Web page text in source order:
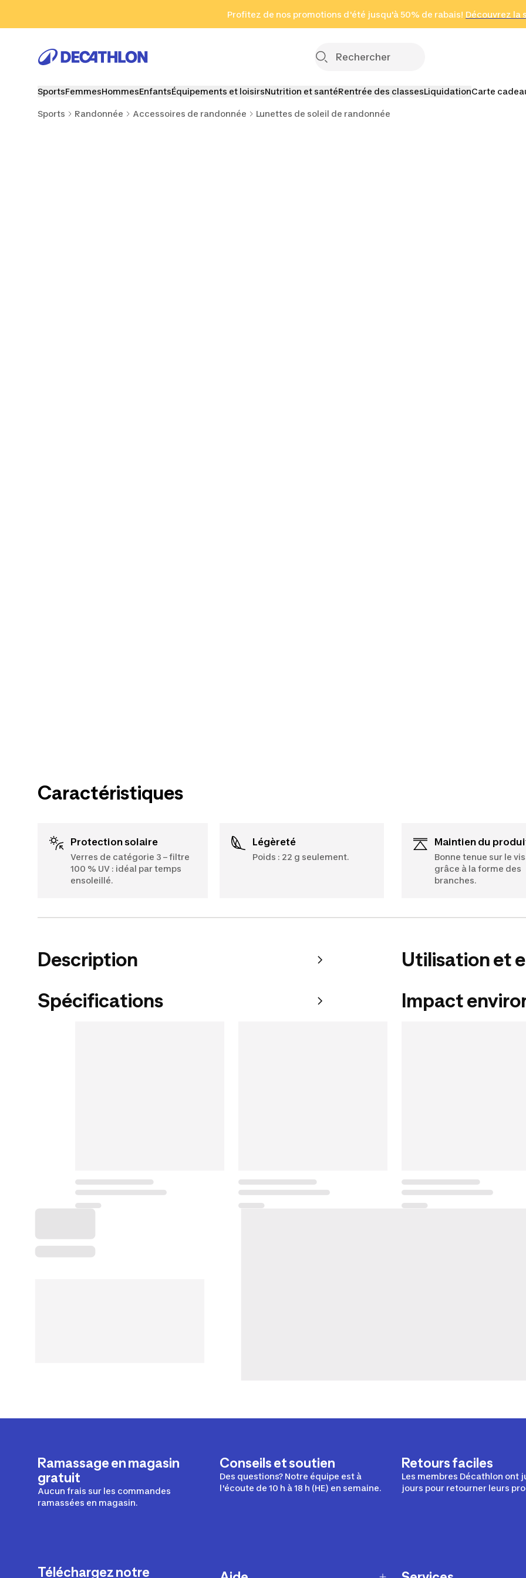
Aller au pied de page
Profitez de nos promotions d'été jusqu'à 50% de rabais! Découvrez la
Cliquez ici
en seulement 2
(Zones sélectionnées)
SportsFemmesHommesEnfantsÉquipements et loisirsNutrition et santéRentrée des classesLiquidationCarte
Sports Randonnée Accessoires de randonnée Lunettes de soleil de randonnée
Caractéristiques
Protection solaire
Verres de catégorie 3 – filtre
100 % UV : idéal par temps
ensoleillé.
Légèreté
Poids : 22 g seulement.
Maintien du
Bonne tenue sur le
grâce à la forme des
branches.
Description
Spécifications
Utilisation et
Impact
Ramassage en magasin
gratuit
Aucun frais sur les commandes
ramassées en magasin.
Conseils et soutien
Des questions? Notre équipe est à
l'écoute de 10 h à 18 h (HE) en semaine.
Retours faciles
Les membres Décathlon ont
jours pour retourner leurs
Téléchargez notre